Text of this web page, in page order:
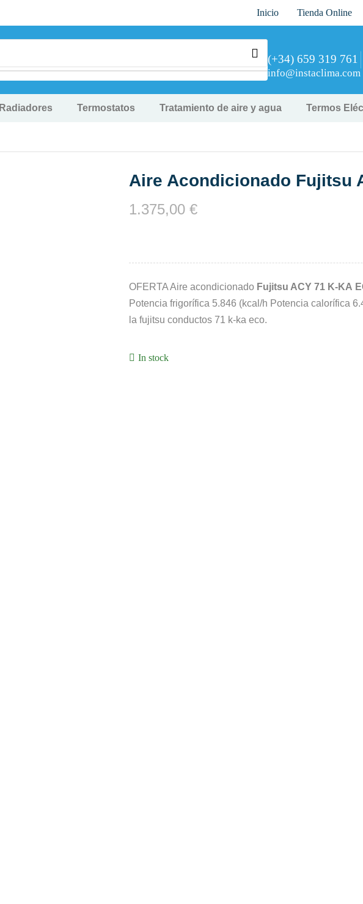
Inicio Tienda Online
(+34) 659 319 761
info@instaclima.com
Radiadores Termostatos Tratamiento de aire y agua Termos
Aire Acondicionado Fujitsu
1.375,00 €
OFERTA Aire acondicionado Fujitsu ACY 71 K-KA
Potencia frigorífica 5.846 (kcal/h Potencia calorífica
la fujitsu conductos 71 k-ka eco.
In stock